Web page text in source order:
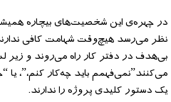
در چهره‌ی این شخصیت‌های بیچاره
نظر می‌رسد هیچ‌وقت شهامت کافی
بی‌هدف در دفتر کار راه می‌روند و زیر
می‌کنند”نمی‌فهمم باید چه‌کار کنم،”، ‌یا
یک دستور کلیدی پروژه را ندارند.